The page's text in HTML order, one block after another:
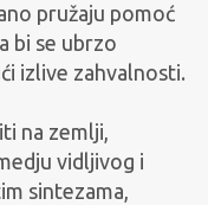
pružaju pomoć
bi se ubrzo
izlive zahvalnosti.
na zemlji,
vidljivog i
sintezama,